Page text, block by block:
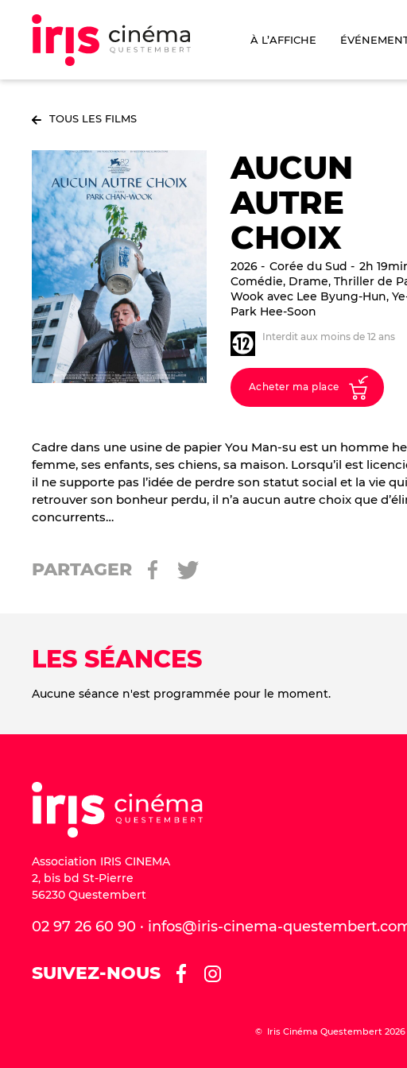
À L’AFFICHE
TOUS LES FILMS
AUCUN
AUTRE
CHOIX
2026 Corée du Sud
2h
Comédie, Drame, Thriller de
Wook avec Lee Byung-Hun,
Park Hee-Soon
Interdit aux moins de 12 ans
Acheter ma place
Cadre dans une usine de papier You Man-su est un homme
femme, ses enfants, ses chiens, sa maison. Lorsqu’il est
il ne supporte pas l’idée de perdre son statut social et la vie
retrouver son bonheur perdu, il n’a aucun autre choix que
concurrents…
PARTAGER
LES SÉANCES
Aucune séance n'est programmée pour le moment.
Association IRIS CINEMA
2, bis bd St-Pierre
56230 Questembert
02 97 26 60 90 · infos@iris-cinema-
SUIVEZ-NOUS
© Iris Cinéma Questembert 2026